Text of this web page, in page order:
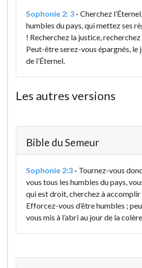
Sophonie 2: 3 - Cherchez
humbles du pays, qui mettez ses
! Recherchez la justice, recherchez
Peut-être serez-vous épargnés, le
de l’Éternel.
Les autres versions
Bible du Semeur
Sophonie 2:3 - Tournez-vous
vous tous les humbles du pays,
qui est droit,cherchez à accomplir
Efforcez-vous d’être humbles ;
vous mis à l’abriau jour de la